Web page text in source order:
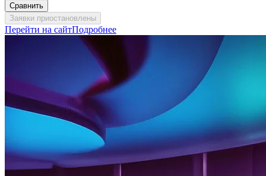
Сравнить
Заявки приостановлены
Перейти на сайтПодробнее